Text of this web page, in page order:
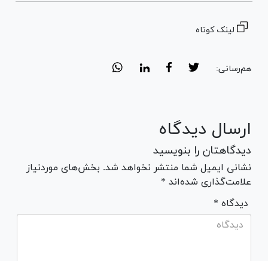
لینک کوتاه
هم‌رسانی:
ارسال دیدگاه
دیدگاهتان را بنویسید
نشانی ایمیل شما منتشر نخواهد شد. بخش‌های موردنیاز
علامت‌گذاری شده‌اند *
* دیدگاه